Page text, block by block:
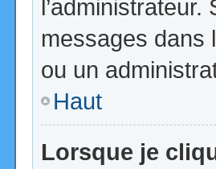
messages dans
ou un
Haut
Lorsque je